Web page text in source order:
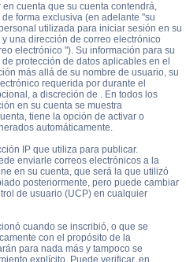
cuenta que su cuenta contendrá,
forma exclusiva (en adelante "su
utilizada para iniciar sesión en su
una dirección de correo electrónico
electrónico "). Su información para su
protección de datos aplicables en el
más allá de su nombre de usuario, su
requerida por durante el
a discreción de . En todos los
en su cuenta se muestra
tiene la opción de activar o
automáticamente.
IP que utiliza para publicar.
enviarle correos electrónicos a la
en su cuenta, que será la que utilizó
posteriormente, pero puede cambiar
de usuario (UCP) en cualquier
cuando se inscribió, o que se
con el propósito de la
para nada más y tampoco se
explícito. Puede verificar, en